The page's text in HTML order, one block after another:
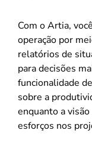
Com o Artia,
operação por
relatórios de
para decisões
funcionalidade
sobre a
enquanto a
esforços nos